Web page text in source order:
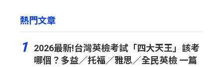
熱門文章
1
2026最新!台灣英檢考試「四大天王」該考
哪個？多益／托福／雅思／全民英檢 一篇